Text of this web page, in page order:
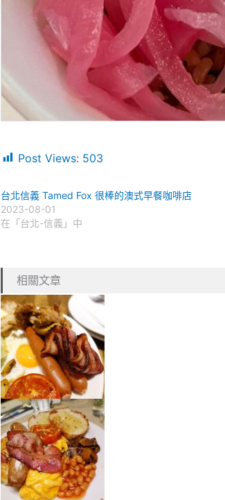
Post Views: 503
台北信義 Tamed Fox 很棒的澳式早餐咖啡店
2023-08-01
在「台北-信義」中
相關文章